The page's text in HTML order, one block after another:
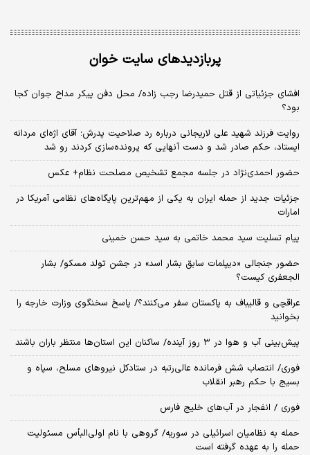
پربازدیدهای سایت خوان
افشای جزئیاتی از قتل حمیدرضا رجب زاده/ محل دفن پیکر مداح جوان کجا
بود؟
روایت فرزند شهید علی لاریجانی درباره رد صلاحیت پدرش؛ آقای اژه‌ای مردانه
ایستاد، حکم صادر شد و دست آنهایی که پرونده‌سازی کردند رو شد
حضور احمدی‌نژاد در جلسه مجمع تشخیص مصلحت نظام+ عکس
جزئیات جدید از حمله ایران به یکی از مهم‌ترین پایگاه‌های نظامی آمریکا در
امارات
پیام تسلیت سید محمد خاتمی به سید حسن خمینی
حضور جنجالی «دیپلمات سابق بشار اسد» در جشن تولد مسکو/ بشار
الجعفری کیست؟
عراقچی و قالیباف به پاکستان سفر می‌کنند؟/ پاسخ سخنگوی وزارت خارجه را
بخوانید
پیش‌بینی آب و هوا در ۳ روز آینده/ ساکنان این استان‌ها منتظر باران باشند
فوری/ انتصاب شش فرمانده عالی‌رتبه در ستادکل نیروهای مسلح، سپاه و
بسیج با حکم رهبر انقلاب
فوری / انفجار در آب‌های خلیج فارس
حمله به نظامیان اسرائیلی در سوریه/ گروهی با نام اولی‌البأس مسئولیت
حمله را به عهده گرفته است